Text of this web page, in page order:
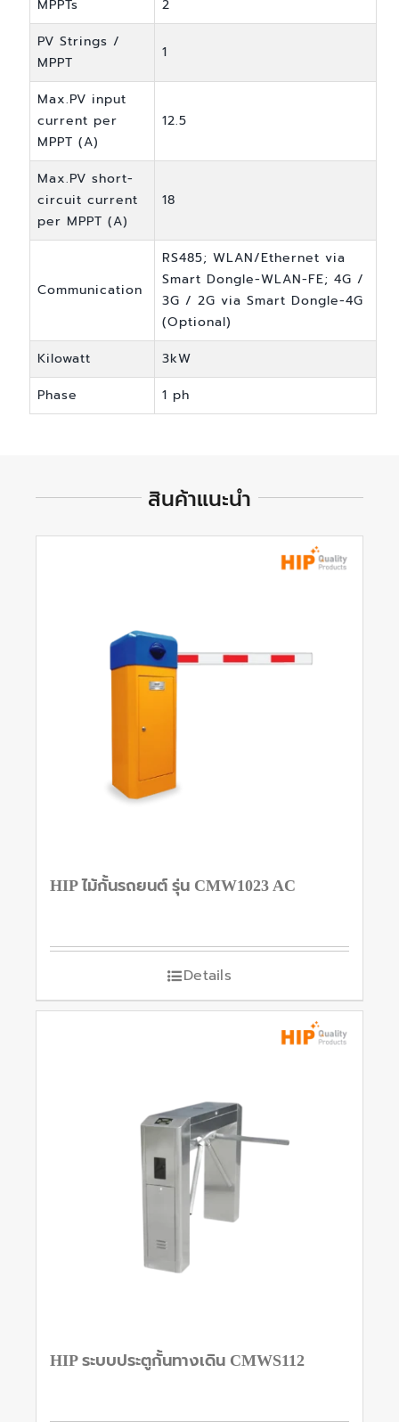
MPPTs
2
PV Strings /
MPPT
1
Max.PV input
current per
MPPT (A)
12.5
Max.PV short-
circuit current
per MPPT (A)
18
Communication
RS485; WLAN/Ethernet via
Smart Dongle-WLAN-FE; 4G /
3G / 2G via Smart Dongle-4G
(Optional)
Kilowatt
3kW
Phase
1 ph
สินค้าแนะนำ
HIP ไม้กั้นรถยนต์ รุ่น CMW1023 AC
Details
HIP ระบบประตูกั้นทางเดิน CMWS112